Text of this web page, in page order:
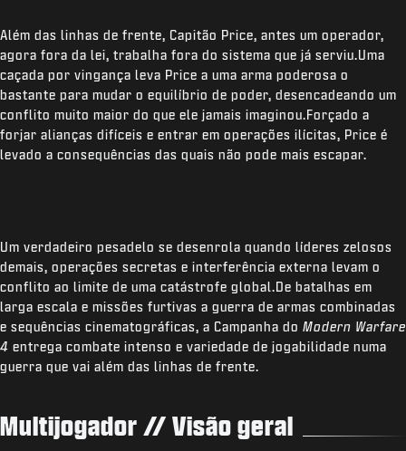
Além das linhas de frente, Capitão Price, antes um operador,
agora fora da lei, trabalha fora do sistema que já serviu.Uma
caçada por vingança leva Price a uma arma poderosa o
bastante para mudar o equilíbrio de poder, desencadeando um
conflito muito maior do que ele jamais imaginou.Forçado a
forjar alianças difíceis e entrar em operações ilícitas, Price é
levado a consequências das quais não pode mais escapar.
Um verdadeiro pesadelo se desenrola quando líderes zelosos
demais, operações secretas e interferência externa levam o
conflito ao limite de uma catástrofe global.De batalhas em
larga escala e missões furtivas a guerra de armas combinadas
e sequências cinematográficas, a Campanha do Modern Warfare
4 entrega combate intenso e variedade de jogabilidade numa
guerra que vai além das linhas de frente.
Multijogador // Visão geral